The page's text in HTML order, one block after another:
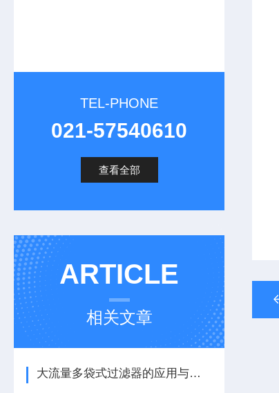
TEL-PHONE
021-57540610
查看全部
ARTICLE
相关文章
大流量多袋式过滤器的应用与发展